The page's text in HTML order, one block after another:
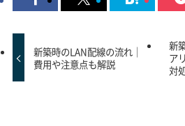
新築時のLAN配線の流れ｜
費用や注意点も解説
新
ア
対